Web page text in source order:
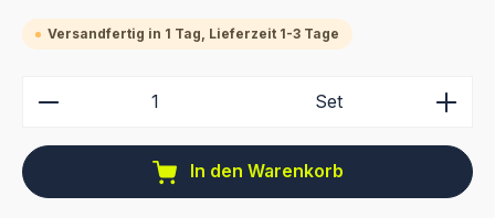
Versandfertig in 1 Tag, Lieferzeit 1-3 Tage
Produkt Anzahl: Gib den gewünschten Wert ein
Set
In den Warenkorb